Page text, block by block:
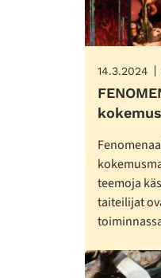
14.3.2024
teemoja
taiteilijat